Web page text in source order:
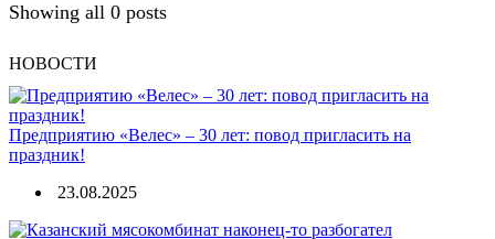
Showing all 0 posts
НОВОСТИ
Предприятию «Велес» – 30 лет: повод пригласить на
праздник!
23.08.2025